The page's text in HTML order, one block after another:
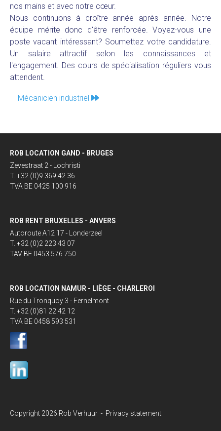
nos mains et avec notre cœur.
Nous continuons à croître année après année. Notre
équipe mérite donc d'être renforcée. Voyez-vous une
poste vacant intéressant? Soumettez votre candidature.
Un salaire attractif selon les connaissances et
l'engagement. Des cours de spécialisation réguliers vous
attendent.
Mécanicien industriel
ROB LOCATION GAND - BRUGES
Zevestraat 2 - Lochristi
T. +32 (0)9 369 42 36
TVA BE 0425 100 916
ROB RENT BRUXELLES - ANVERS
Autoroute A12 17 - Londerzeel
T. +32 (0)2 223 43 07
TAV BE 0453 576 750
ROB LOCATION NAMUR - LIÈGE - CHARLEROI
Rue du Tronquoy 3 - Fernelmont
T. +32 (0)81 22 42 12
TVA BE 0458 593 531
Copyright 2026 Rob Verhuur - Privacy statement